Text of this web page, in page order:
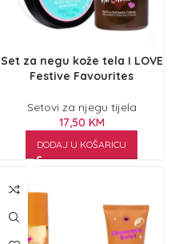
Set za negu kože tela I LOVE
Festive Favourites
Setovi za njegu tijela
17,50 KM
DODAJ U KOŠARICU